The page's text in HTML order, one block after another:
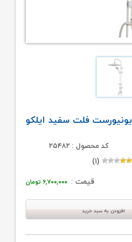
یونیورست فلت سفید ایلکو
کد محصول : ۲۵۴۸۲
(۱)
قیمت : ۶,۷۰۰,۰۰۰ تومان
افزودن به سبد خرید